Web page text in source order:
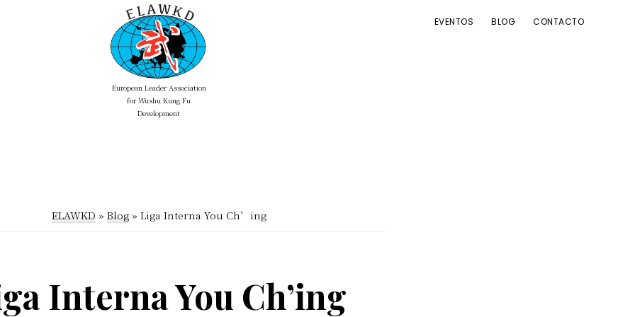
ELAWKD
European Leader Association
for Wushu Kung Fu
Development
EVENTOS BLOG CONTACTO
ELAWKD » Blog» Liga Interna You Ch’ing
Interna You Ch’ing